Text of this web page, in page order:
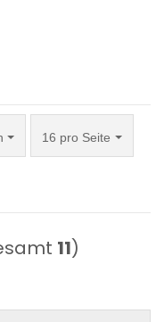
16 pro Seite
pro Seite
11)